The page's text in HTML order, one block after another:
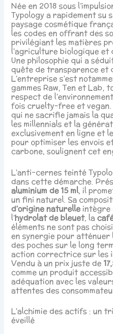
Née en 2018 sous
Typology a rapidement su
paysage cosmétique
les codes en offrant des
privilégiant les matières
l’agriculture biologique et
Une philosophie qui a
quête de transparence et
L’entreprise s’est
gammes Raw, Ten et Lab,
respect de
fois cruelty-free et vegan.
qui ne sacrifie jamais la
les millennials et la
exclusivement en ligne et
pour optimiser les envois
carbone, soulignent cet
L’anti-cernes teinté
dans cette démarche.
aluminium de 15 ml, il
un fini naturel. Sa
d’origine naturelleintègre
l’hydrolat de bleuet, la
éléments ne sont pas
en synergie pour atténuer
des poches sur le long
action correctrice sur les
Vendu à un prix juste de
comme un produit
adéquation avec les
attentes des
L’alchimie des actifs : un
éveillé